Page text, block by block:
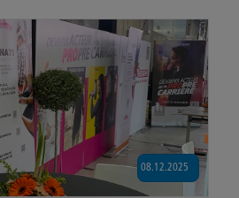
08.12.2025